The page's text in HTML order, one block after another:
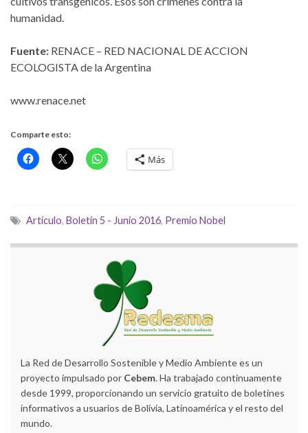
humanidad.
Fuente: RENACE – RED NACIONAL DE ACCION
ECOLOGISTA de la Argentina
www.renace.net
Comparte esto:
Más
Artículo, Boletín 5 - Junio 2016, Premio Nobel
La Red de Desarrollo Sostenible y Medio Ambiente es un
proyecto impulsado por Cebem. Ha trabajado continuamente
desde 1999, proporcionando un servicio gratuito de boletines
informativos a usuarios de Bolivia, Latinoamérica y el resto del
mundo.